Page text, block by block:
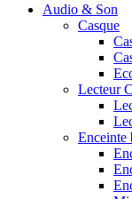
Audio & Son
Casque
Lecteur
Enceinte